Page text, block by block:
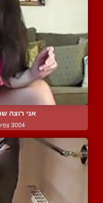
אני רוצה
3004 צפיות